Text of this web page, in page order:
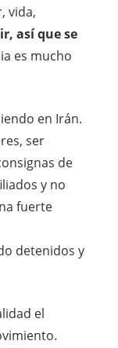
vida,
así que se
es mucho
en Irán.
ser
de
y no
fuerte
detenidos y
el